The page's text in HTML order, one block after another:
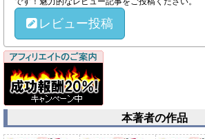
レビュー投稿
本著者の作品